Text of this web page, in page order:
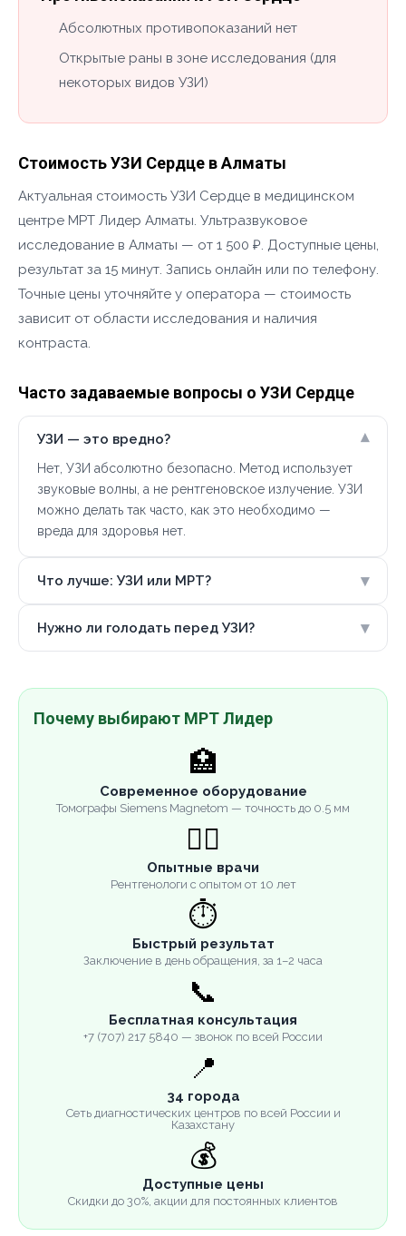
Абсолютных противопоказаний нет
Открытые раны в зоне исследования (для
некоторых видов УЗИ)
Стоимость УЗИ Сердце в Алматы
Актуальная стоимость УЗИ Сердце в медицинском
центре МРТ Лидер Алматы. Ультразвуковое
исследование в Алматы — от 1 500 ₽. Доступные цены,
результат за 15 минут. Запись онлайн или по телефону.
Точные цены уточняйте у оператора — стоимость
зависит от области исследования и наличия
контраста.
Часто задаваемые вопросы о УЗИ Сердце
УЗИ — это вредно? ▾
Нет, УЗИ абсолютно безопасно. Метод использует
звуковые волны, а не рентгеновское излучение. УЗИ
можно делать так часто, как это необходимо —
вреда для здоровья нет.
Что лучше: УЗИ или МРТ? ▾
Нужно ли голодать перед УЗИ? ▾
Почему выбирают МРТ Лидер
🏥
Современное оборудование
Томографы Siemens Magnetom — точность до 0.5 мм
👨‍⚕️
Опытные врачи
Рентгенологи с опытом от 10 лет
⏱️
Быстрый результат
Заключение в день обращения, за 1–2 часа
📞
Бесплатная консультация
+7 (707) 217 5840 — звонок по всей России
📍
34 города
Сеть диагностических центров по всей России и
Казахстану
💰
Доступные цены
Скидки до 30%, акции для постоянных клиентов